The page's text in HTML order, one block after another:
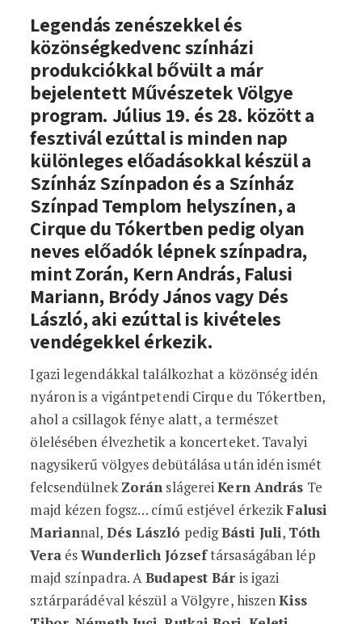
Változatos színházi előadások és
Legendás zenészekkel és
közönségkedvenc színházi
produkciókkal bővült a már
bejelentett Művészetek Völgye
program. Július 19. és 28. között a
fesztivál ezúttal is minden nap
különleges előadásokkal készül a
Színház Színpadon és a Színház
Színpad Templom helyszínen, a
Cirque du Tókertben pedig olyan
neves előadók lépnek színpadra,
mint Zorán, Kern András, Falusi
Mariann, Bródy János vagy Dés
László, aki ezúttal is kivételes
vendégekkel érkezik.
Igazi legendákkal találkozhat a közönség idén
nyáron is a vigántpetendi Cirque du Tókertben,
ahol a csillagok fénye alatt, a természet
ölelésében élvezhetik a koncerteket. Tavalyi
nagysikerű völgyes debütálása után idén ismét
felcsendülnekZorán slágereiKern András Te
majd kézen fogsz… című estjével érkezikFalusi
Mariannal, Dés László pedigBásti Juli, Tóth
VeraésWunderlich Józseftársaságában lép
majd színpadra. ABudapest Bár is igazi
sztárparádéval készül a Völgyre, hiszenKiss